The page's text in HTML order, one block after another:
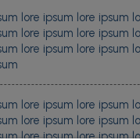
lore ipsum lore ipsum
lore ipsum lore ipsum
lore ipsum lore ipsum
lore ipsum lore ipsum
lore ipsum lore ipsum
lore ipsum lore ipsum